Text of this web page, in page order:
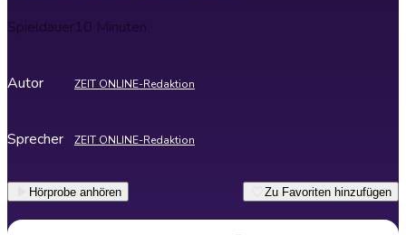
Spieldauer10 Minuten
Autor ZEIT ONLINE-Redaktion
Sprecher ZEIT ONLINE-Redaktion
Hörprobe anhören Zu Favoriten hinzufügen